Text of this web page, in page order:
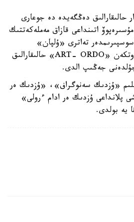
حالىقارالىق دەڭگەيدە دە جوعارى
اتىنداعى قازاق مەملەكەتتىك
تەاترى «ۇلپان»
سپەكتاكلىمەن بىشكەكتە وتكەن «ART- ORDO» حالىقارالىق
جەڭىپ الدى.
«ۇزدىك سەنوگراف»، «ۇزدىك ەر
پلانداعى ۇزدىك ەر ادام ءرولى»
يە بولدى.